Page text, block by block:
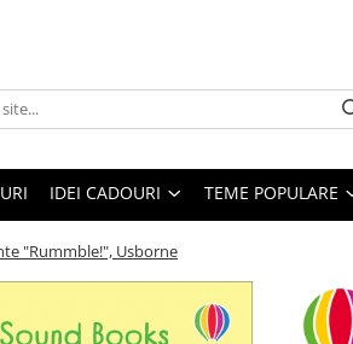
IDEI CADOURI TEME POPULARE
"Rummble!", Usborne